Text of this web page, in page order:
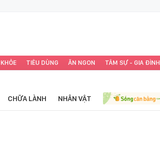
TIÊU DÙNG ĂN NGON TÂM SỰ - GIA ĐÌNH
CHỮA LÀNH NHÂN VẬT